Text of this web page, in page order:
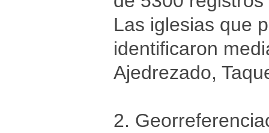
Las iglesias que
identificaron
Ajedrezado,
2.